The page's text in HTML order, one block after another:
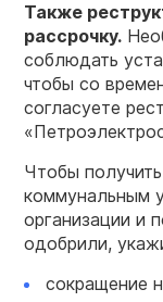
Также
рассрочку.
соблюдать
чтобы со
согласуете
Чтобы
коммунальным
организации и
одобрили,
сокращение